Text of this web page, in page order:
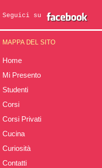
Seguici su
MAPPA DEL SITO
Home
Mi Presento
Studenti
Corsi
Corsi Privati
Cucina
Curiosità
Contatti